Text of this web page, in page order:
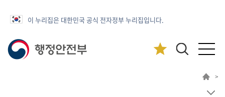
이 누리집은 대한민국 공식 전자정부 누리집입니다.
>